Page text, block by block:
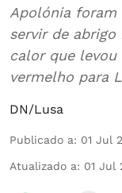
Apolónia foram
servir de abrigo
calor que levou
vermelho para
DN/Lusa
Publicado a: 01 Jul
Atualizado a: 01 Jul